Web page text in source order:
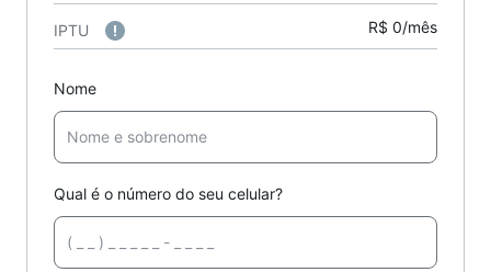
IPTU R$ 0/mês
Nome
Qual é o número do seu celular?